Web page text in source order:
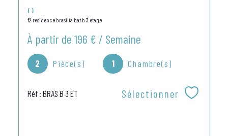
()
f2 residence brasilia bat b 3 etage
À partir de 196 € / Semaine
2 Pièce(s) 1 Chambre(s)
Réf : BRAS B 3 ET Sélectionner